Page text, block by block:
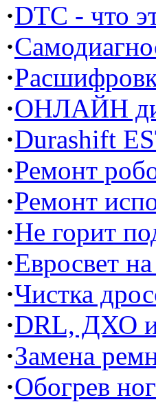
·DTC - что
·
·
·ОНЛАЙН
·Durashift
·Ремонт
·Ремонт
·Не горит
·Евросвет
·Чистка
·DRL, ДХО
·Замена
·Обогрев